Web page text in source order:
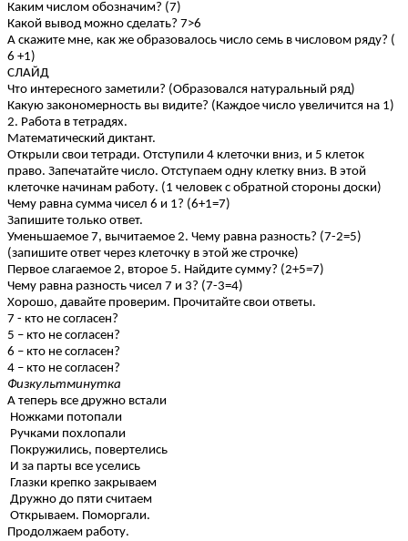
Каким числом обозначим? (7)
Какой вывод можно сделать? 7>6
А скажите мне, как же образовалось число семь в числовом ряду? (
6 +1)
СЛАЙД
Что интересного заметили? (Образовался натуральный ряд)
Какую закономерность вы видите? (Каждое число увеличится на 1)
2. Работа в тетрадях.
Математический диктант.
Открыли свои тетради. Отступили 4 клеточки вниз, и 5 клеток
право. Запечатайте число. Отступаем одну клетку вниз. В этой
клеточке начинам работу. (1 человек с обратной стороны доски)
Чему равна сумма чисел 6 и 1? (6+1=7)
Запишите только ответ.
Уменьшаемое 7, вычитаемое 2. Чему равна разность? (7-2=5)
(запишите ответ через клеточку в этой же строчке)
Первое слагаемое 2, второе 5. Найдите сумму? (2+5=7)
Чему равна разность чисел 7 и 3? (7-3=4)
Хорошо, давайте проверим. Прочитайте свои ответы.
7 - кто не согласен?
5 – кто не согласен?
6 – кто не согласен?
4 – кто не согласен?
Физкультминутка
А теперь все дружно встали
Ножками потопали
Ручками похлопали
Покружились, повертелись
И за парты все уселись
Глазки крепко закрываем
Дружно до пяти считаем
Открываем. Поморгали.
Продолжаем работу.